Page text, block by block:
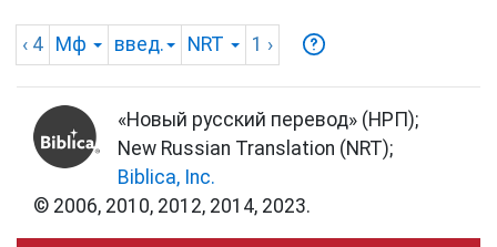
‹ 4 Мф введ. NRT 1 ›
«Новый русский перевод» (НРП);
New Russian Translation (NRT);
Biblica, Inc.
© 2006, 2010, 2012, 2014, 2023.